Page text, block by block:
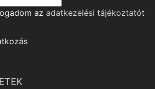
az adatkezelési tájékoztatót